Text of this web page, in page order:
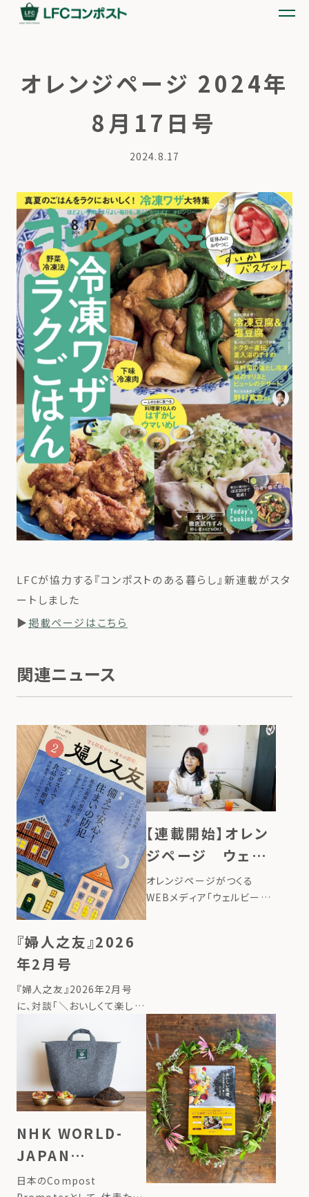
オレンジページ 2024年
8月17日号
2024.8.17
LFCが協力する『コンポストのある暮らし』新連載がスタ
ートしました
▶掲載ページはこちら
関連ニュース
『婦人之友』2026
年2月号
『婦人之友』2026年2月号
に、対談「＼おいしくて楽しい
減」が掲載されました。 詳し
くはこちら
【連載開始】オレン
ジページ ウェル
ビーイング100
オレンジページがつくる
WEBメディア「ウェルビーイ
記事 […]
NHK WORLD-
JAPAN
FRONTRUNNERS
日本のCompost